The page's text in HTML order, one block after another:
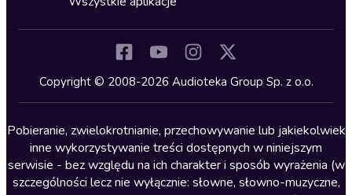
Kryminały
Lektury szkolne
Literatura anglojęzyczna
Literatura faktu
Literatura obyczajowa
Copyright © 2008-2026 Audioteka Group Sp. z o.o.
Pobieranie, zwielokrotnianie, przechowywanie lub jakiekolwiek
inne wykorzystywanie treści dostępnych w niniejszym
serwisie - bez względu na ich charakter i sposób wyrażenia (w
szczególności lecz nie wyłącznie: słowne, słowno-muzyczne,